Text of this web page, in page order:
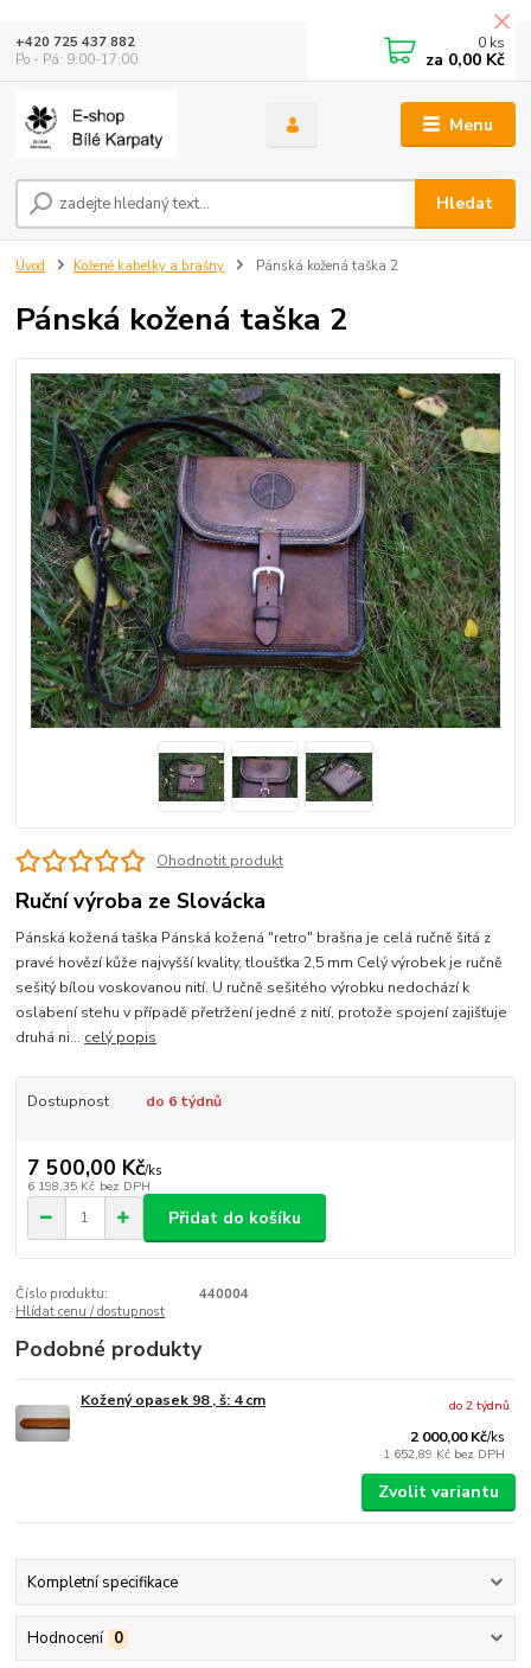
Menu
Hledat
+420 725 437 882
Po - Pá: 9:00-17:00
0 ks
za 0,00 Kč
Úvod Kožené kabelky a brašny Pánská kožená taška 2
Pánská kožená taška 2
Ohodnotit produkt
Ruční výroba ze Slovácka
Pánská kožená taška Pánská kožená "retro" brašna je celá ručně šitá z
pravé hovězí kůže najvyšší kvality, tloušťka 2,5 mm Celý výrobek je ručně
sešitý bílou voskovanou nití. U ručně sešitého výrobku nedochází k
oslabení stehu v případě přetržení jedné z nití, protože spojení zajišťuje
druhá ni... celý popis
Dostupnost do 6 týdnů
7 500,00 Kč/ks
6 198,35 Kč bez DPH
Přidat do košíku
Číslo produktu:
440004
Hlídat cenu / dostupnost
Podobné produkty
Kožený opasek 98 , š: 4 cm
2 000,00 Kč/ks
1 652,89 Kč bez DPH
do 2 týdnů
Zvolit variantu
Kompletní specifikace
Hodnocení 0